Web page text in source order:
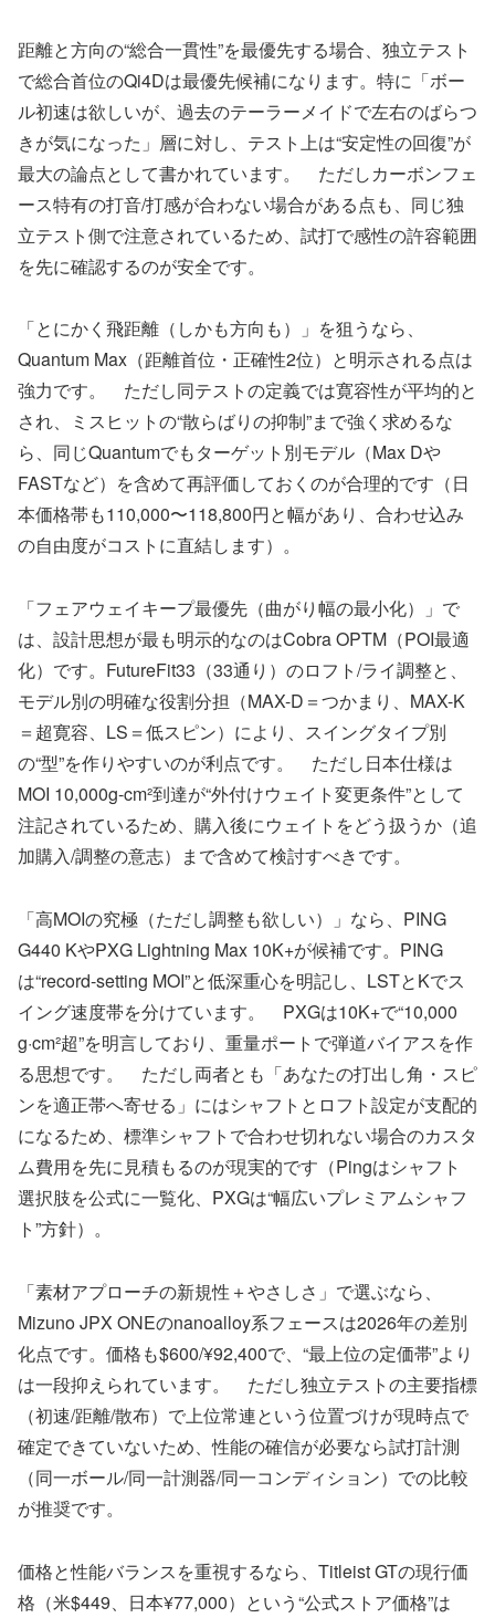
距離と方向の“総合一貫性”を最優先する場合、独立テスト
で総合首位のQi4Dは最優先候補になります。特に「ボー
ル初速は欲しいが、過去のテーラーメイドで左右のばらつ
きが気になった」層に対し、テスト上は“安定性の回復”が
最大の論点として書かれています。 ただしカーボンフェ
ース特有の打音/打感が合わない場合がある点も、同じ独
立テスト側で注意されているため、試打で感性の許容範囲
を先に確認するのが安全です。
「とにかく飛距離（しかも方向も）」を狙うなら、
Quantum Max（距離首位・正確性2位）と明示される点は
強力です。 ただし同テストの定義では寛容性が平均的と
され、ミスヒットの“散らばりの抑制”まで強く求めるな
ら、同じQuantumでもターゲット別モデル（Max Dや
FASTなど）を含めて再評価しておくのが合理的です（日
本価格帯も110,000〜118,800円と幅があり、合わせ込み
の自由度がコストに直結します）。
「フェアウェイキープ最優先（曲がり幅の最小化）」で
は、設計思想が最も明示的なのはCobra OPTM（POI最適
化）です。FutureFit33（33通り）のロフト/ライ調整と、
モデル別の明確な役割分担（MAX-D＝つかまり、MAX-K
＝超寛容、LS＝低スピン）により、スイングタイプ別
の“型”を作りやすいのが利点です。 ただし日本仕様は
MOI 10,000g-cm²到達が“外付けウェイト変更条件”として
注記されているため、購入後にウェイトをどう扱うか（追
加購入/調整の意志）まで含めて検討すべきです。
「高MOIの究極（ただし調整も欲しい）」なら、PING
G440 KやPXG Lightning Max 10K+が候補です。PING
は“record-setting MOI”と低深重心を明記し、LSTとKでス
イング速度帯を分けています。 PXGは10K+で“10,000
g·cm²超”を明言しており、重量ポートで弾道バイアスを作
る思想です。 ただし両者とも「あなたの打出し角・スピ
ンを適正帯へ寄せる」にはシャフトとロフト設定が支配的
になるため、標準シャフトで合わせ切れない場合のカスタ
ム費用を先に見積もるのが現実的です（Pingはシャフト
選択肢を公式に一覧化、PXGは“幅広いプレミアムシャフ
ト”方針）。
「素材アプローチの新規性＋やさしさ」で選ぶなら、
Mizuno JPX ONEのnanoalloy系フェースは2026年の差別
化点です。価格も$600/¥92,400で、“最上位の定価帯”より
は一段抑えられています。 ただし独立テストの主要指標
（初速/距離/散布）で上位常連という位置づけが現時点で
確定できていないため、性能の確信が必要なら試打計測
（同一ボール/同一計測器/同一コンディション）での比較
が推奨です。
価格と性能バランスを重視するなら、Titleist GTの現行価
格（米$449、日本¥77,000）という“公式ストア価格”は